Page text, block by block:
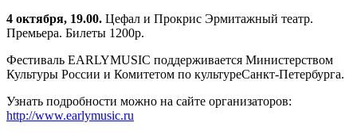
4 октября, 19.00. Цефал и Прокрис Эрмитажный театр.
Премьера. Билеты 1200р.
Фестиваль EARLYMUSIC поддерживается Министерством
Культуры России и Комитетом по культуреСанкт-Петербурга.
Узнать подробности можно на сайте организаторов:
http://www.earlymusic.ru